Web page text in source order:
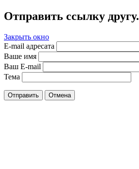
Отправить ссылку другу.
Закрыть окно
E-mail адресата
Ваше имя
Ваш E-mail
Тема
Отправить Отмена